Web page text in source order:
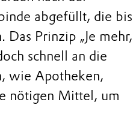
abgefüllt, die bis
Prinzip „Je mehr,
schnell an die
wie Apotheken,
nötigen Mittel, um